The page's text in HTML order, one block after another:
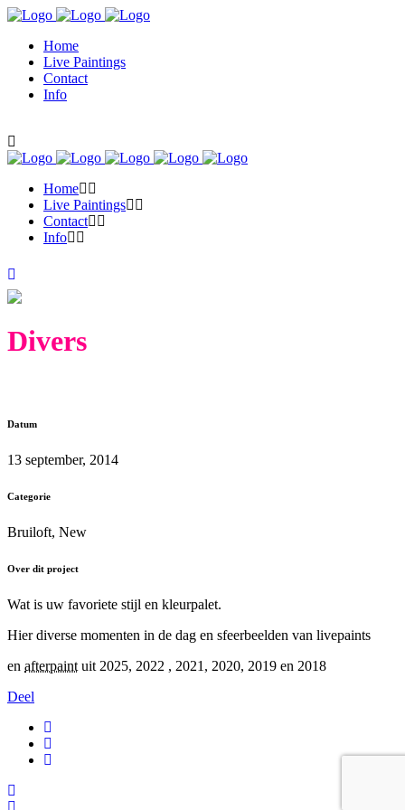
Home
Live Paintings
Contact
Info
Home
Live Paintings
Contact
Info
Divers
Datum
13 september, 2014
Categorie
Bruiloft, New
Over dit project
Wat is uw favoriete stijl en kleurpalet.
Hier diverse momenten in de dag en sfeerbeelden van livepaints
en afterpaint uit 2025, 2022 , 2021, 2020, 2019 en 2018
Deel